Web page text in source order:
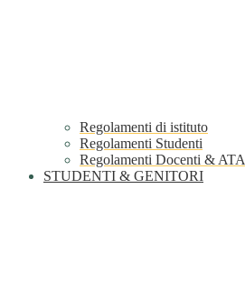
Regolamenti di istituto
Regolamenti Studenti
Regolamenti Docenti & ATA
STUDENTI & GENITORI